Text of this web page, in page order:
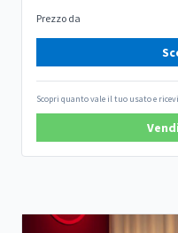
Prezzo da
Scopri quanto vale il tuo usato e